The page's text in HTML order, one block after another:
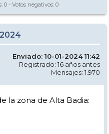
0 - Votos negativos: 0
Enviado: 10-01-2024 11:42
Registrado: 16 años antes
Mensajes: 1.970
la zona de Alta Badia: